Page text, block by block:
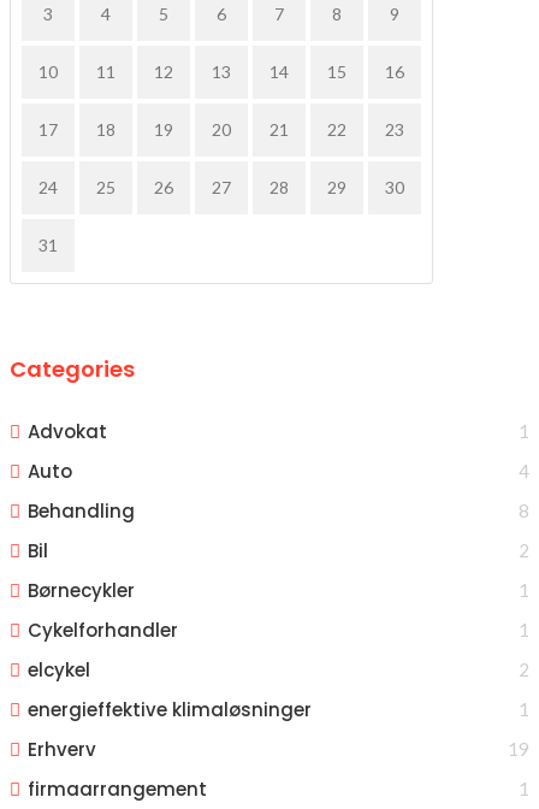
3 4 5 6 7 8 9
10 11 12 13 14 15 16
17 18 19 20 21 22 23
24 25 26 27 28 29 30
31
Categories
Advokat 1
Auto 4
Behandling 8
Bil 2
Børnecykler 1
Cykelforhandler 1
elcykel 2
energieffektive klimaløsninger 1
Erhverv 19
firmaarrangement 1